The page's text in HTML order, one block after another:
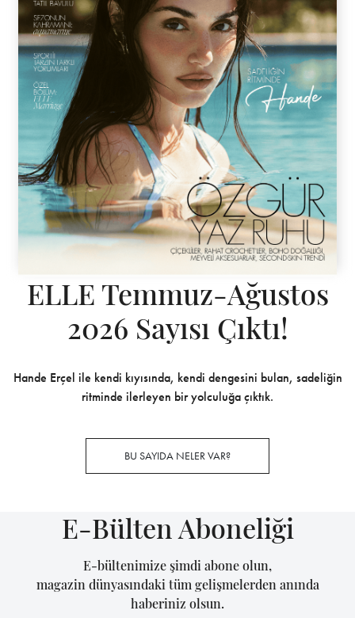
ELLE Temmuz-Ağustos
2026 Sayısı Çıktı!
Hande Erçel ile kendi kıyısında, kendi dengesini bulan, sadeliğin
ritminde ilerleyen bir yolculuğa çıktık.
BU SAYIDA NELER VAR?
E-Bülten Aboneliği
E-bültenimize şimdi abone olun,
magazin dünyasındaki tüm gelişmelerden anında
haberiniz olsun.